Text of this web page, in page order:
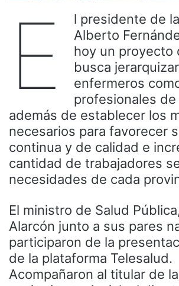
E
l presidente de
Alberto
hoy un proyecto
busca
enfermeros
profesionales de
además de establecer los
necesarios para favorecer
continua y de calidad e
cantidad de trabajadores
necesidades de cada
El ministro de Salud
Alarcón junto a sus pares
participaron de la
de la plataforma Telesalud.
Acompañaron al titular de